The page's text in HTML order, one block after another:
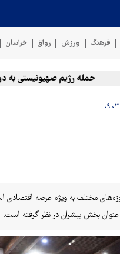
فرهنگ ورزش رواق خراسان
حمله رژیم صهیونیستی به دو
مختلف به ویژه عرصه
عنوان بخش پیشران در نظر گرفته است.